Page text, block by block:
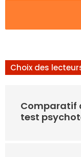
Choix des
Comparatif
test